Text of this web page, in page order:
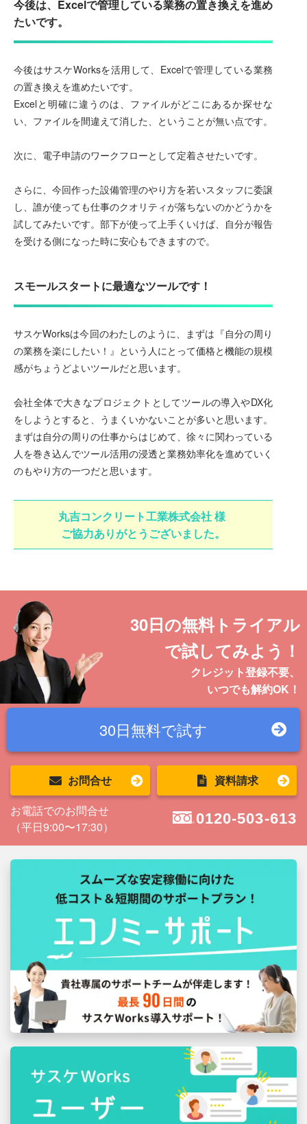
今後は、Excelで管理している業務の置き換えを進め
たいです。
今後はサスケWorksを活用して、Excelで管理している業務
の置き換えを進めたいです。
Excelと明確に違うのは、ファイルがどこにあるか探せな
い、ファイルを間違えて消した、ということが無い点です。
次に、電子申請のワークフローとして定着させたいです。
さらに、今回作った設備管理のやり方を若いスタッフに委譲
し、誰が使っても仕事のクオリティが落ちないのかどうかを
試してみたいです。部下が使って上手くいけば、自分が報告
を受ける側になった時に安心もできますので。
スモールスタートに最適なツールです！
サスケWorksは今回のわたしのように、まずは『自分の周り
の業務を楽にしたい！』という人にとって価格と機能の規模
感がちょうどよいツールだと思います。
会社全体で大きなプロジェクトとしてツールの導入やDX化
をしようとすると、うまくいかないことが多いと思います。
まずは自分の周りの仕事からはじめて、徐々に関わっている
人を巻き込んでツール活用の浸透と業務効率化を進めていく
のもやり方の一つだと思います。
丸吉コンクリート工業株式会社様
ご協力ありがとうございました。
30日の無料トライアル
で試してみよう！
クレジット登録不要、
いつでも解約OK！
30日無料で試す
お問合せ
資料請求
お電話でのお問合せ
（平日9:00〜17:30）
0120-503-613